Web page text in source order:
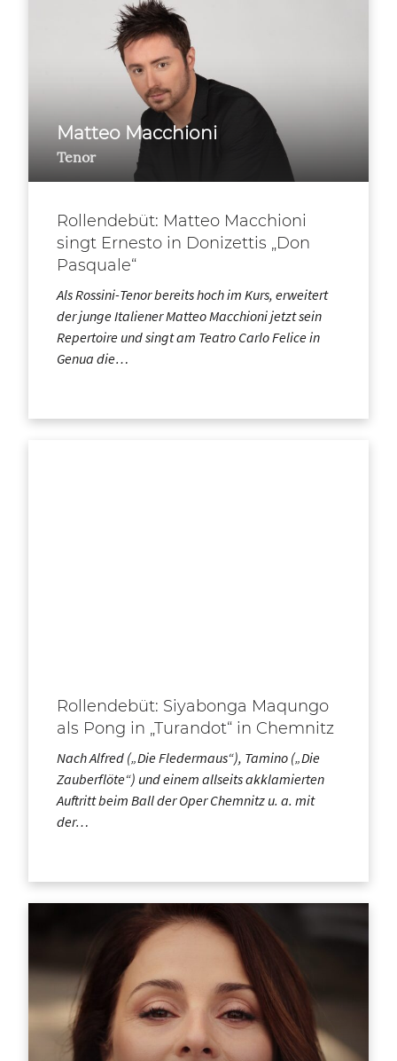
Matteo Macchioni
Tenor
Rollendebüt: Matteo Macchioni
singt Ernesto in Donizettis „Don
Pasquale“
Als Rossini-Tenor bereits hoch im Kurs, erweitert
der junge Italiener Matteo Macchioni jetzt sein
Repertoire und singt am Teatro Carlo Felice in
Genua die…
Rollendebüt: Siyabonga Maqungo
als Pong in „Turandot“ in Chemnitz
Nach Alfred („Die Fledermaus“), Tamino („Die
Zauberflöte“) und einem allseits akklamierten
Auftritt beim Ball der Oper Chemnitz u. a. mit
der…